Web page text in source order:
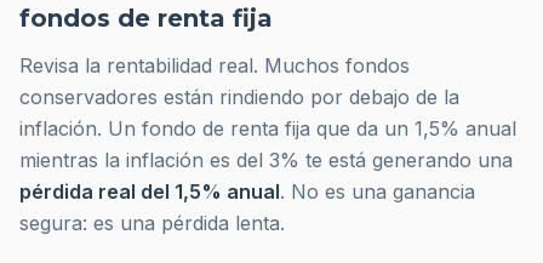
fondos de renta fija
Revisa la rentabilidad real. Muchos fondos
conservadores están rindiendo por debajo de la
inflación. Un fondo de renta fija que da un 1,5% anual
mientras la inflación es del 3% te está generando una
pérdida real del 1,5% anual. No es una ganancia
segura: es una pérdida lenta.